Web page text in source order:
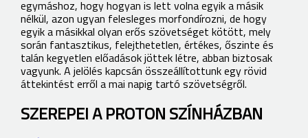
egymáshoz, hogy hogyan is lett volna egyik a másik
nélkül, azon ugyan felesleges morfondírozni, de hogy
egyik a másikkal olyan erős szövetséget kötött, mely
során fantasztikus, felejthetetlen, értékes, őszinte és
talán kegyetlen előadások jöttek létre, abban biztosak
vagyunk. A jelölés kapcsán összeállítottunk egy rövid
áttekintést erről a mai napig tartó szövetségről.
SZEREPEI A PROTON SZÍNHÁZBAN